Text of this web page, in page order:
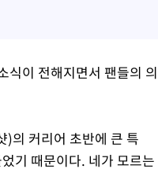
식이 전해지면서 팬들의 의
)의 커리어 초반에 큰 특
기 때문이다. 네가 모르는